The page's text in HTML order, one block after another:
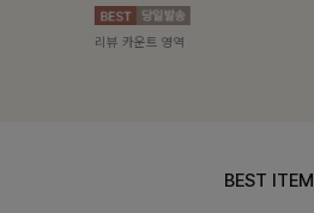
리뷰 카운트 영역
BEST ITEM